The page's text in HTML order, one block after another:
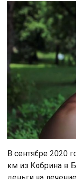
В сентябре 2020
км из Кобрина в
деньги на